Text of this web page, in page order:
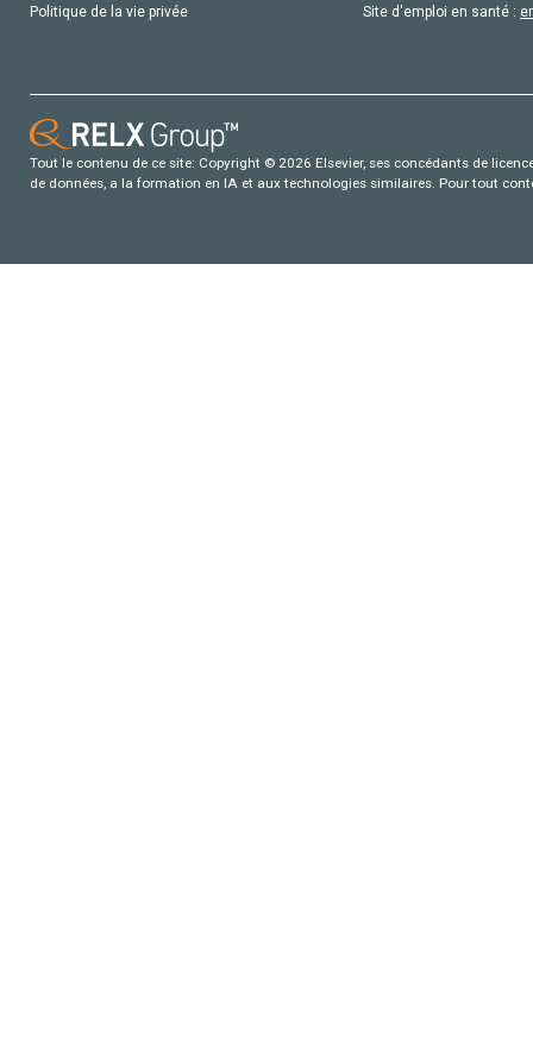
Politique de la vie privée
Site d'emploi en santé :
Tout le contenu de ce site: Copyright © 2026 Elsevier, ses concédants de
de données, a la formation en IA et aux technologies similaires. Pour tout